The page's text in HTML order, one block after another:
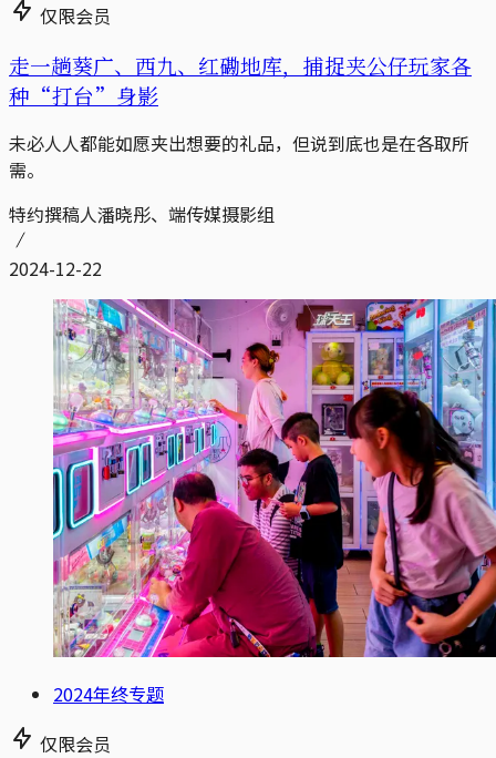
仅限会员
走一趟葵广、西九、红磡地库，捕捉夹公仔玩家各
种“打台”身影
未必人人都能如愿夹出想要的礼品，但说到底也是在各取所
需。
特约撰稿人潘晓彤、端传媒摄影组
2024-12-22
2024年终专题
仅限会员